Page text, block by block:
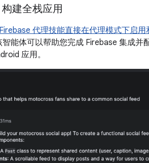
建全栈应用
Firebase 代理技能直接在代理模式下启用
能体可以帮助您完成 Firebase 集成并
应用。